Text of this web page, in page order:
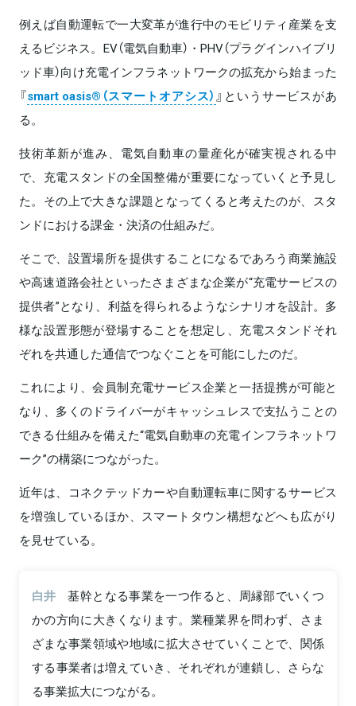
例えば自動運転で一大変革が進行中のモビリティ産業を支
えるビジネス。EV（電気自動車）・PHV（プラグインハイブリ
ッド車）向け充電インフラネットワークの拡充から始まった
『smart oasis®（スマートオアシス）』というサービスがあ
る。
技術革新が進み、電気自動車の量産化が確実視される中
で、充電スタンドの全国整備が重要になっていくと予見し
た。その上で大きな課題となってくると考えたのが、スタ
ンドにおける課金・決済の仕組みだ。
そこで、設置場所を提供することになるであろう商業施設
や高速道路会社といったさまざまな企業が“充電サービスの
提供者”となり、利益を得られるようなシナリオを設計。多
様な設置形態が登場することを想定し、充電スタンドそれ
ぞれを共通した通信でつなぐことを可能にしたのだ。
これにより、会員制充電サービス企業と一括提携が可能と
なり、多くのドライバーがキャッシュレスで支払うことの
できる仕組みを備えた“電気自動車の充電インフラネットワ
ーク”の構築につながった。
近年は、コネクテッドカーや自動運転車に関するサービス
を増強しているほか、スマートタウン構想などへも広がり
を見せている。
白井
基幹となる事業を一つ作ると、周縁部でいくつ
かの方向に大きくなります。業種業界を問わず、さま
ざまな事業領域や地域に拡大させていくことで、関係
する事業者は増えていき、それぞれが連鎖し、さらな
る事業拡大につながる。